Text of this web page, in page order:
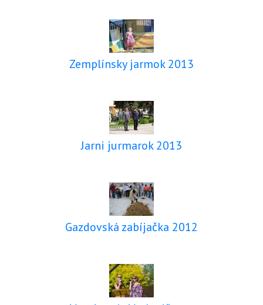
Zemplínsky jarmok 2013
Jarni jurmarok 2013
Gazdovská zabíjačka 2012